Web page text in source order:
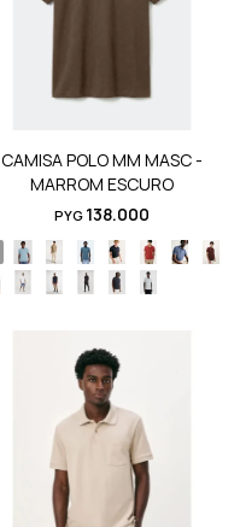
CAMISA POLO MM MASC -
MARROM ESCURO
PYG 138.000